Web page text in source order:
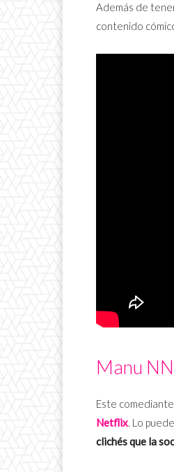
Además de
contenido
Manu
Este
Netflix. Lo
clichés que la